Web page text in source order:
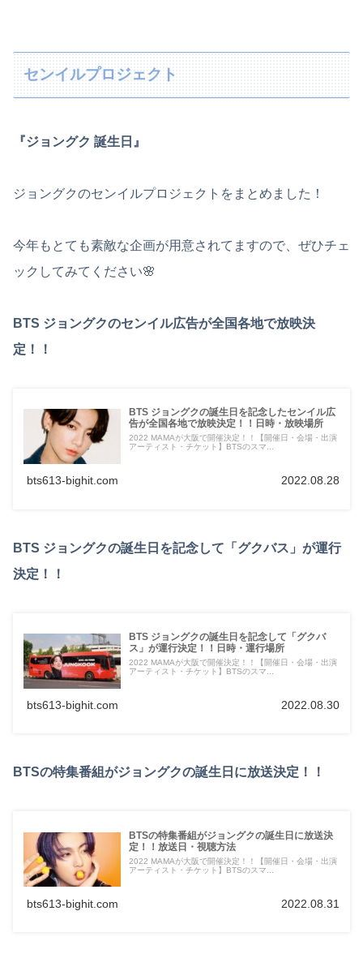
センイルプロジェクト
『ジョングク 誕生日』
ジョングクのセンイルプロジェクトをまとめました！
今年もとても素敵な企画が用意されてますので、ぜひチェ
ックしてみてください🌸
BTS ジョングクのセンイル広告が全国各地で放映決
定！！
BTS ジョングクの誕生日を記念したセンイル広
告が全国各地で放映決定！！日時・放映場所
2022 MAMAが大阪で開催決定！！【開催日・会場・出演
アーティスト・チケット】BTSのスマ...
bts613-bighit.com 2022.08.28
BTS ジョングクの誕生日を記念して「グクバス」が運行
決定！！
BTS ジョングクの誕生日を記念して「グクバ
ス」が運行決定！！日時・運行場所
2022 MAMAが大阪で開催決定！！【開催日・会場・出演
アーティスト・チケット】BTSのスマ...
bts613-bighit.com 2022.08.30
BTSの特集番組がジョングクの誕生日に放送決定！！
BTSの特集番組がジョングクの誕生日に放送決
定！！放送日・視聴方法
2022 MAMAが大阪で開催決定！！【開催日・会場・出演
アーティスト・チケット】BTSのスマ...
bts613-bighit.com 2022.08.31